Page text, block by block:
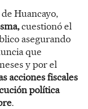
Huancayo,
cuestionó el
asegurando
que
y por el
acciones fiscales
política
.